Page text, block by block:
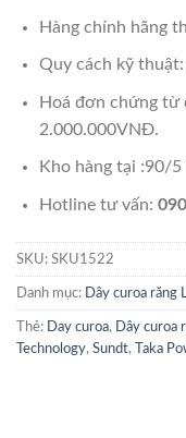
Hàng chính hãng
Quy cách kỹ
Hoá đơn chứng từ
2.000.000VNĐ.
Kho hàng tại :90/5
Hotline tư vấn:
SKU: SKU1522
Danh mục: Dây curoa răng
Thẻ: Day curoa, Dây curoa
Technology, Sundt, Taka